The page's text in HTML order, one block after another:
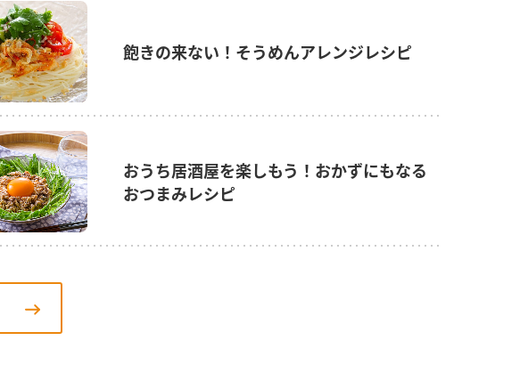
飽きの来ない！そうめんアレンジレシピ
おうち居酒屋を楽しもう！おかずにもなる
おつまみレシピ